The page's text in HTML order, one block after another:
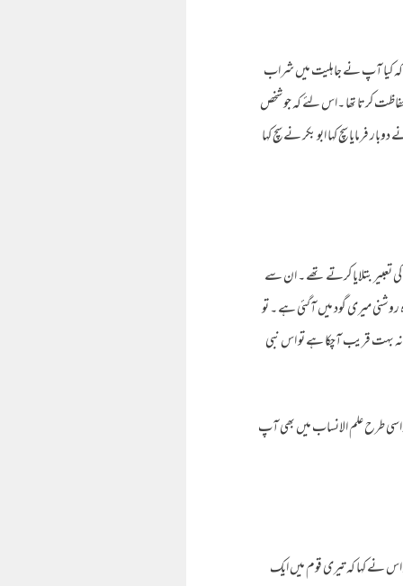
کہ کیا آپ نے جاہلیت میں شراب
کرتا تھا ۔اس لئے کہ جو شخص
سچ کہا ابو بکر نے سچ کہا
بتلایا کرتے تھے ۔ ان سے
روشنی میری گود میں آگئی ہے ۔ تو
بہت قریب آچکا ہے تو اس نبی
اسی طرح علم الانساب میں بھی آپ
نے کہا کہ تیری قوم میں ایک